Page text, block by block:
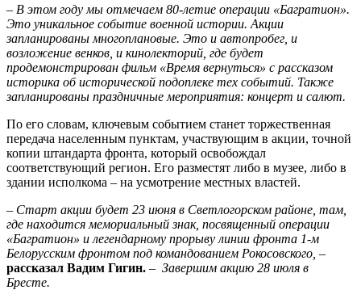
– В этом году мы отмечаем 80-летие операции «Багратион».
Это уникальное событие военной истории. Акции
запланированы многоплановые. Это и автопробег, и
возложение венков, и кинолекторий, где будет
продемонстрирован фильм «Время вернуться» с рассказом
историка об исторической подоплеке тех событий. Также
запланированы праздничные мероприятия: концерт и салют.
По его словам, ключевым событием станет торжественная
передача населенным пунктам, участвующим в акции, точной
копии штандарта фронта, который освобождал
соответствующий регион. Его разместят либо в музее, либо в
здании исполкома – на усмотрение местных властей.
– Старт акции будет 23 июня в Светлогорском районе, там,
где находится мемориальный знак, посвященный операции
«Багратион» и легендарному прорыву линии фронта 1-м
Белорусским фронтом под командованием Рокосовского, –
рассказал Вадим Гигин. – Завершим акцию 28 июля в
Бресте.